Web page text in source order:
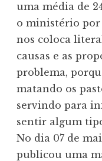
uma média de
o ministério por
nos coloca
causas e as
problema,
matando os
servindo para
sentir algum
No dia 07 de
publicou uma